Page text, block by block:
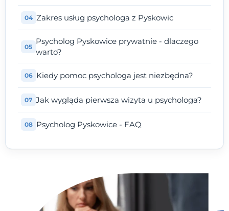
Zakres usług psychologa z Pyskowic
Psycholog Pyskowice prywatnie - dlaczego
warto?
Kiedy pomoc psychologa jest niezbędna?
Jak wygląda pierwsza wizyta u psychologa?
Psycholog Pyskowice - FAQ